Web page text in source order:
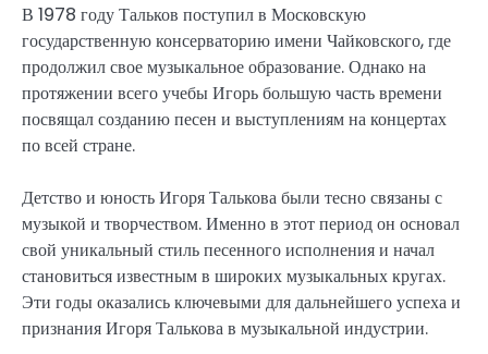
В 1978 году Тальков поступил в Московскую
государственную консерваторию имени Чайковского, где
продолжил свое музыкальное образование. Однако на
протяжении всего учебы Игорь большую часть времени
посвящал созданию песен и выступлениям на концертах
по всей стране.
Детство и юность Игоря Талькова были тесно связаны с
музыкой и творчеством. Именно в этот период он основал
свой уникальный стиль песенного исполнения и начал
становиться известным в широких музыкальных кругах.
Эти годы оказались ключевыми для дальнейшего успеха и
признания Игоря Талькова в музыкальной индустрии.